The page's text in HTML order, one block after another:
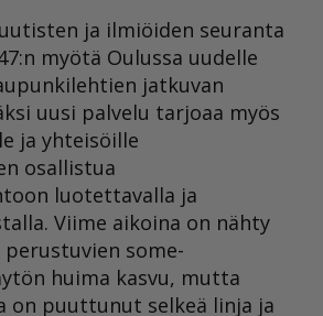
ja ilmiöiden seuranta
myötä Oulussa uudelle
jatkuvan
uusi palvelu tarjoaa myös
ja yhteisöille
osallistua
luotettavalla ja
Viime aikoina on nähty
some-
huima kasvu, mutta
on puuttunut selkeä linja ja